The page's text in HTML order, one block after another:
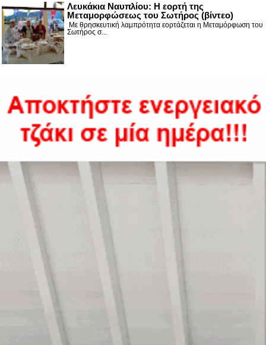
Λευκάκια Ναυπλίου: Η εορτή της
Μεταμορφώσεως του Σωτήρος (βίντεο)
Με θρησκευτική λαμπρότητα εορτάζεται η Μεταμόρφωση του
Σωτήρος σ...